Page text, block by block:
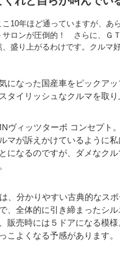
10年ほど通っていますが、あ
サロンが圧倒的！ さらに、Ｇ
盛り上がるわけです。クルマ
になった国産車をピックア
タイリッシュなクルマを取り
ヴィッツターボ コンセプト
マが訴えかけているように
になるのですが、ダメなク
、分かりやすい古典的なス
、全体的に引き締まったシ
販売時には５ドアになる模
こよくなる予感があります。